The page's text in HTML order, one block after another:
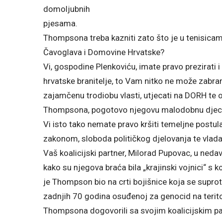
domoljubnih
pjesama.
Thompsona treba kazniti zato što je u
Čavoglava i Domovine Hrvatske?
Vi, gospodine Plenkoviću, imate pravo prezirati
hrvatske branitelje, to Vam nitko ne može
zajamčenu trodiobu vlasti, utjecati na DORH te
Thompsona, pogotovo njegovu malodobnu
Vi isto tako nemate pravo kršiti temeljne
zakonom, sloboda političkog djelovanja te
Vaš koalicijski partner, Milorad Pupovac, u
kako su njegova braća bila „krajinski vojnici“ s
je Thompson bio na crti bojišnice koja se
zadnjih 70 godina osuđenoj za genocid na
Thompsona dogovorili sa svojim koalicijskim